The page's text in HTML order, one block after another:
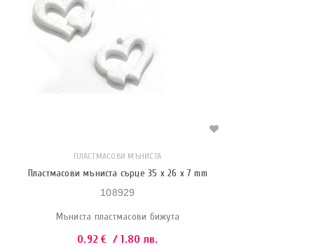
ПЛАСТМАСОВИ МЪНИСТА
Пластмасови мъниста сърце 35 x 26 x 7 mm
108929
Мъниста пластмасови бижута
0.92€ / 1.80 лв.